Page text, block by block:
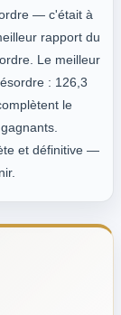
— c'était à
rapport du
Le meilleur
: 126,3
le
et définitive —